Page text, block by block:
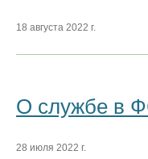
18 августа 2022 г.
О службе в
28 июля 2022 г.